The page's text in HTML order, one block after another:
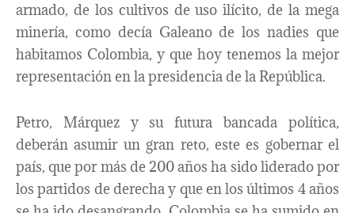
armado, de los cultivos de uso ilícito, de la mega
minería, como decía Galeano de los nadies que
habitamos Colombia, y que hoy tenemos la mejor
representación en la presidencia de la República.
Petro, Márquez y su futura bancada política,
deberán asumir un gran reto, este es gobernar el
país, que por más de 200 años ha sido liderado por
los partidos de derecha y que en los últimos 4 años